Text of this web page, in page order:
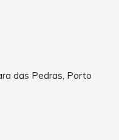
das Pedras, Porto